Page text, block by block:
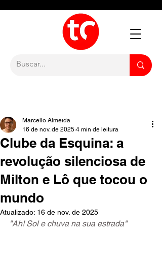
Clube da Esquina: a
revolução silenciosa de
Milton e Lô que tocou o
mundo
Marcello Almeida
16 de nov. de 2025 4 min de leitura
Atualizado: 16 de nov. de 2025
"Ah! Sol e chuva na sua estrada"